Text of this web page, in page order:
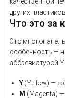
других
Что это за
Это
особенность —
аббревиатурой
Y (Yellow) —
M (Magenta) —